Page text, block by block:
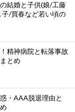
結婚と子供(娘/工藤
/買春など若い頃の
精神病院と転落事故
とめ
・AAA脱退理由と